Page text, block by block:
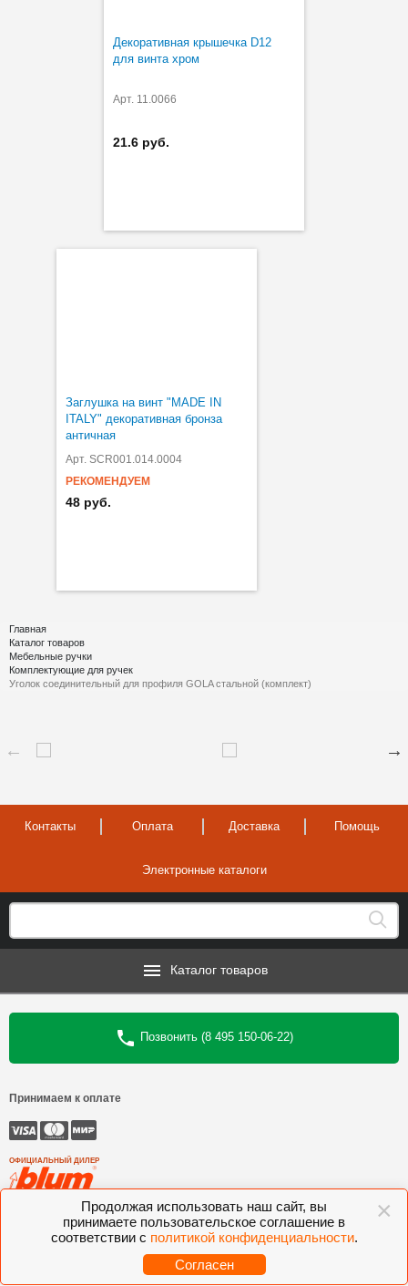
×
Продолжая использовать наш сайт, вы
принимаете пользовательское соглашение в
соответствии с политикой конфиденциальности.
Согласен
Декоративная крышечка D12
для винта хром
Арт. 11.0066
21.6 руб.
Заглушка на винт "MADE IN
ITALY" декоративная бронза
античная
Арт. SCR001.014.0004
РЕКОМЕНДУЕМ
48 руб.
Главная
Каталог товаров
Мебельные ручки
Комплектующие для ручек
Уголок соединительный для профиля GOLA стальной (комплект)
Контакты Оплата Доставка Помощь
Электронные каталоги
Каталог товаров
Позвонить (8 495 150-06-22)
Принимаем к оплате
ОФИЦИАЛЬНЫЙ ДИЛЕР
Интеркомплект, 2006—2026
Комлектующие для мебели BLUM, FGV, VIBO, KESSEBOHMER, VOLPATO,
Sitecentriclab